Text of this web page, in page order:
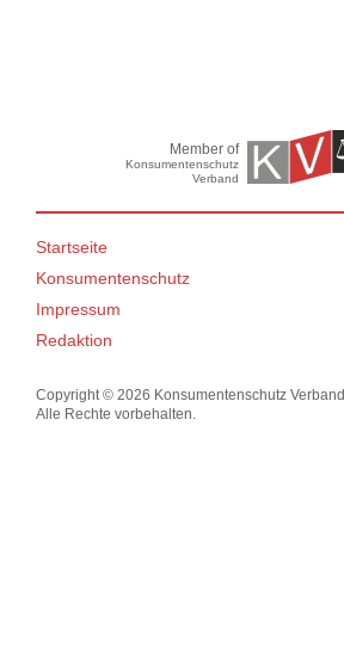
Member of
Konsumentenschutz
Verband
Startseite
Konsumentenschutz
Impressum
Redaktion
Copyright © 2026 Konsumentenschutz Verband
Alle Rechte vorbehalten.